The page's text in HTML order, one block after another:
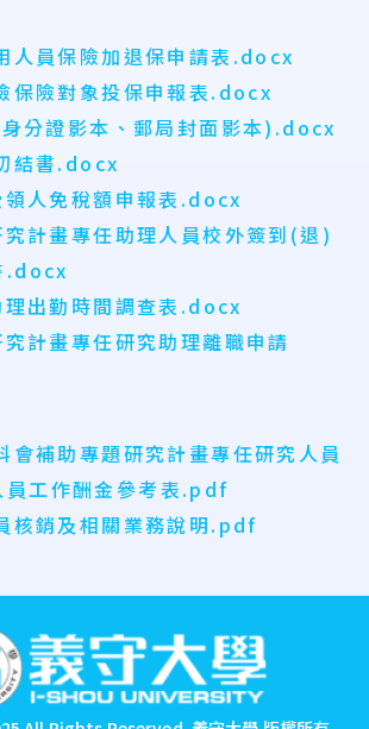
人員保險加退保申請表.docx
保險對象投保申報表.docx
分證影本、郵局封面影本).docx
結書.docx
人免稅額申報表.docx
計畫專任助理人員校外簽到(退)
.docx
理出勤時間調查表.docx
計畫專任研究助理離職申請
會補助專題研究計畫專任研究人員
員工作酬金參考表.pdf
核銷及相關業務說明.pdf